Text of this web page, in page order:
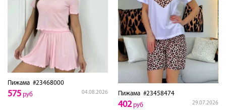
Пижама #23468000
04.08.2026
575 руб Пижама #23458474
29.07.2026
402руб